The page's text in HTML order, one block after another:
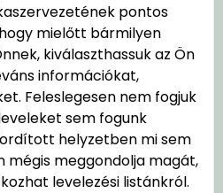
pontos
mielőtt bármilyen
kiválaszthassuk az Ön
információkat,
Feleslegesen nem fogjuk
sem fogunk
helyzetben mi sem
mégis meggondolja magát,
levelezési listánkról.